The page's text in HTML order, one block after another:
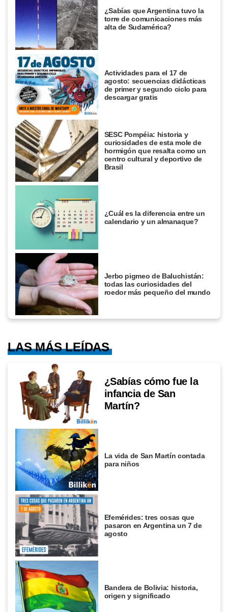
¿Sabías que Argentina tuvo la
torre de comunicaciones más
alta de Sudamérica?
Actividades para el 17 de
agosto: secuencias didácticas
de primer y segundo ciclo para
descargar gratis
SESC Pompéia: historia y
curiosidades de esta mole de
hormigón que resalta como un
centro cultural y deportivo de
Brasil
¿Cuál es la diferencia entre un
calendario y un almanaque?
Jerbo pigmeo de Baluchistán:
todas las curiosidades del
roedor más pequeño del mundo
LAS MÁS LEÍDAS
¿Sabías cómo fue la
infancia de San
Martín?
La vida de San Martín contada
para niños
Efemérides: tres cosas que
pasaron en Argentina un 7 de
agosto
Bandera de Bolivia: historia,
origen y significado